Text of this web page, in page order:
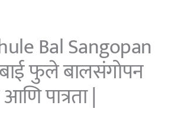
Bal Sangopan
फुले बालसंगोपन
पात्रता |